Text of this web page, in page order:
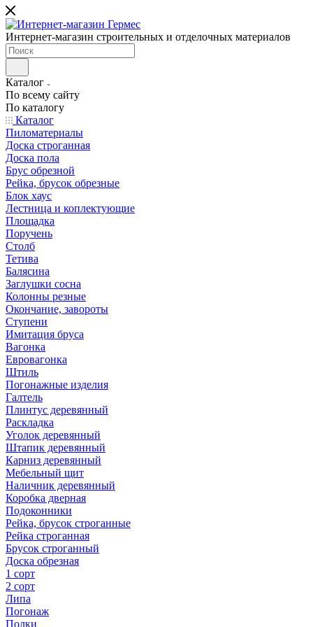
Интернет-магазин строительных и отделочных материалов
Каталог
По всему сайту
По каталогу
Каталог
Пиломатериалы
Доска строганная
Доска пола
Брус обрезной
Рейка, брусок обрезные
Блок хаус
Лестница и коплектующие
Площадка
Поручень
Столб
Тетива
Балясина
Заглушки сосна
Колонны резные
Окончание, завороты
Ступени
Имитация бруса
Вагонка
Евровагонка
Штиль
Погонажные изделия
Галтель
Плинтус деревянный
Раскладка
Уголок деревянный
Штапик деревянный
Карниз деревянный
Мебельный щит
Наличник деревянный
Коробка дверная
Подоконники
Рейка, брусок строганные
Рейка строганная
Брусок строганный
Доска обрезная
1 сорт
2 сорт
Липа
Погонаж
Полки